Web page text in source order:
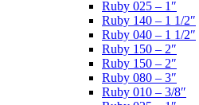
Ruby 025 – 1″
Ruby 140 – 1 1/2″
Ruby 040 – 1 1/2″
Ruby 150 – 2″
Ruby 150 – 2″
Ruby 080 – 3″
Ruby 010 – 3/8″